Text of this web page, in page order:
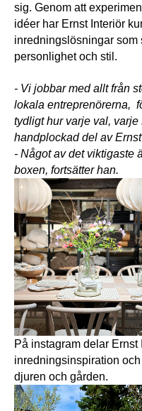
sig. Genom att
idéer har Ernst Interiör
inredningslösningar som
personlighet och stil.
- Vi jobbar med allt från
lokala entreprenörerna,
tydligt hur varje val,
handplockad del av
- Något av det viktigaste
boxen, fortsätter han.
På instagram delar Ernst
inredningsinspiration
djuren och gården.